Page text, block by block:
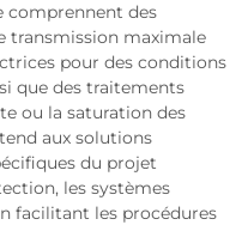
comprennent des
transmission maximale
pour des conditions
que des traitements
ou la saturation des
aux solutions
du projet
les systèmes
facilitant les procédures